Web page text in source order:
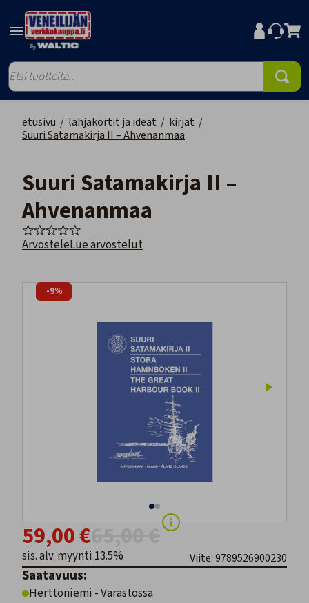
etusivu / lahjakortit ja ideat / kirjat /
Suuri Satamakirja II – Ahvenanmaa
Suuri Satamakirja II –
Ahvenanmaa
ArvosteleLue arvostelut
-9%
59,00 €
sis. alv. myynti 13.5% Viite: 9789526900230
Saatavuus:
Herttoniemi - Varastossa